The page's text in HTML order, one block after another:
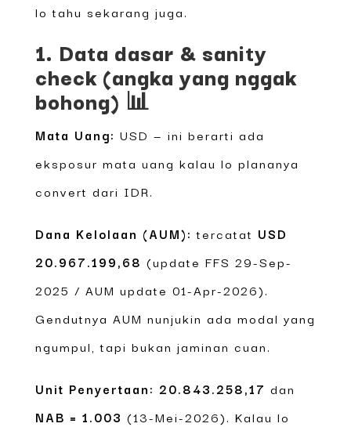
lo tahu sekarang juga.
1. Data dasar & sanity
check (angka yang nggak
bohong) 📊
Mata Uang: USD — ini berarti ada
eksposur mata uang kalau lo plananya
convert dari IDR.
Dana Kelolaan (AUM): tercatat USD
20.967.199,68 (update FFS 29-Sep-
2025 / AUM update 01-Apr-2026).
Gendutnya AUM nunjukin ada modal yang
ngumpul, tapi bukan jaminan cuan.
Unit Penyertaan: 20.843.258,17 dan
NAB = 1.003 (13-Mei-2026). Kalau lo